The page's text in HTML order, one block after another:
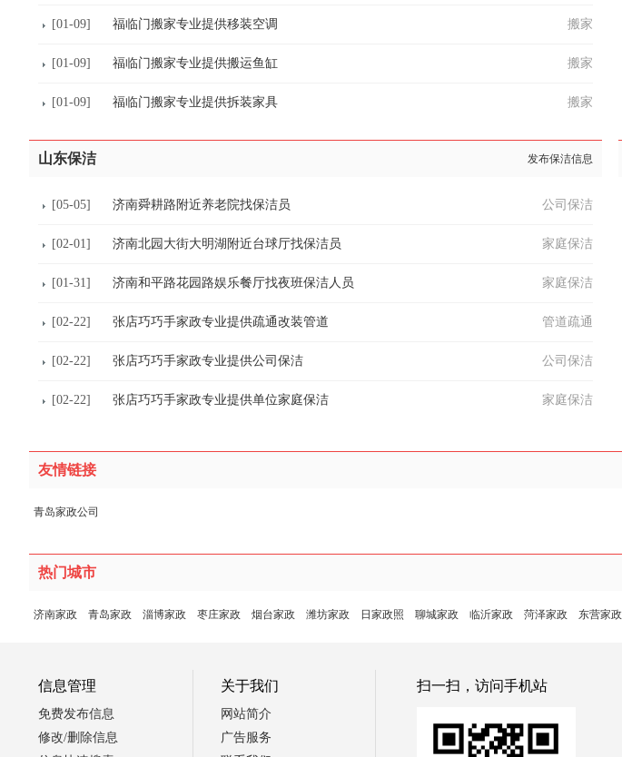
[01-09] 福临门搬家专业提供移装空调 搬家
[01-09] 福临门搬家专业提供搬运鱼缸 搬家
[01-09] 福临门搬家专业提供拆装家具 搬家
山东保洁 发布保洁信息
[05-05] 济南舜耕路附近养老院找保洁员 公司保洁
[02-01] 济南北园大街大明湖附近台球厅找保洁员 家庭保洁
[01-31] 济南和平路花园路娱乐餐厅找夜班保洁人员 家庭保洁
[02-22] 张店巧巧手家政专业提供疏通改装管道 管道疏通
[02-22] 张店巧巧手家政专业提供公司保洁 公司保洁
[02-22] 张店巧巧手家政专业提供单位家庭保洁 家庭保洁
友情链接
青岛家政公司
热门城市
济南家政 青岛家政 淄博家政 枣庄家政 烟台家政 潍坊家政 日家政照 聊城家政 临沂家政 菏泽家政 东营家政
信息管理
免费发布信息
修改/删除信息
关于我们
网站简介
广告服务
扫一扫，访问手机站